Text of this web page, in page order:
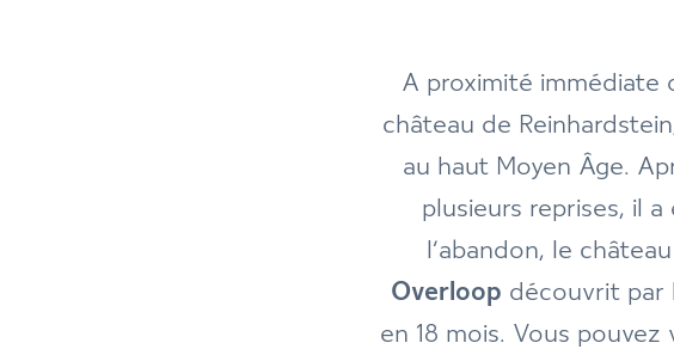
A proximité immédiate
château de
au haut Moyen Âge.
plusieurs reprises, il
l’abandon, le
Overloop découvrit par
en 18 mois. Vous